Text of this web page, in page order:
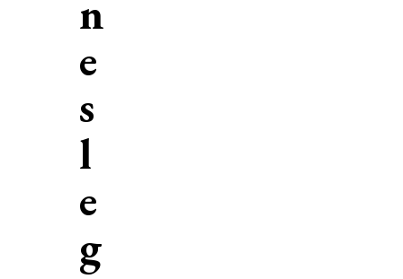
n
e
s
l
e
g